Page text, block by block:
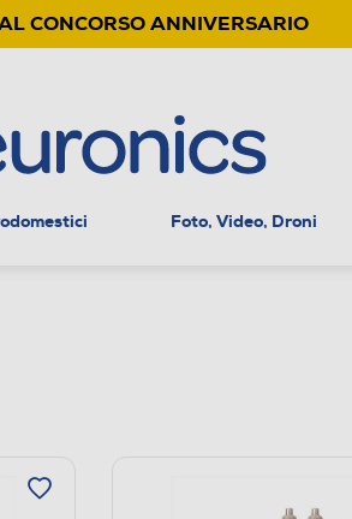
CONCORSO ANNIVERSARIO
Foto, Video, Droni